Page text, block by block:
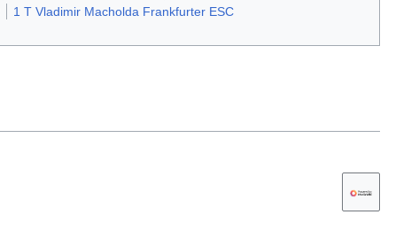
1 T Vladimir Macholda Frankfurter ESC